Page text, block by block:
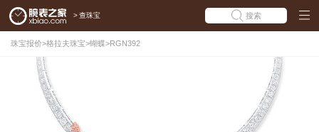
> 查珠宝 搜索
珠宝报价>格拉夫珠宝>蝴蝶>RGN392